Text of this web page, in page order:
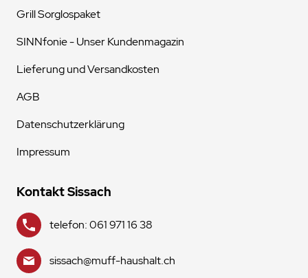
Grill Sorglospaket
SINNfonie - Unser Kundenmagazin
Lieferung und Versandkosten
AGB
Datenschutzerklärung
Impressum
Kontakt Sissach
telefon: 061 971 16 38
sissach@muff-haushalt.ch